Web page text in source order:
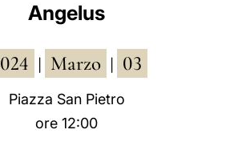
Angelus
Marzo 03
Piazza San Pietro
ore 12:00